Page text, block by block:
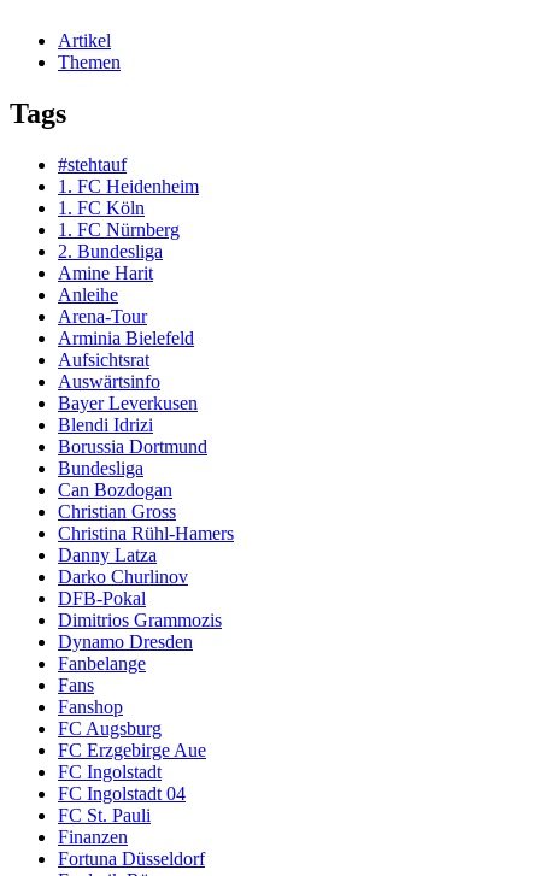
Artikel
Themen
Tags
#stehtauf
1. FC Heidenheim
1. FC Köln
1. FC Nürnberg
2. Bundesliga
Amine Harit
Anleihe
Arena-Tour
Arminia Bielefeld
Aufsichtsrat
Auswärtsinfo
Bayer Leverkusen
Blendi Idrizi
Borussia Dortmund
Bundesliga
Can Bozdogan
Christian Gross
Christina Rühl-Hamers
Danny Latza
Darko Churlinov
DFB-Pokal
Dimitrios Grammozis
Dynamo Dresden
Fanbelange
Fans
Fanshop
FC Augsburg
FC Erzgebirge Aue
FC Ingolstadt
FC Ingolstadt 04
FC St. Pauli
Finanzen
Fortuna Düsseldorf